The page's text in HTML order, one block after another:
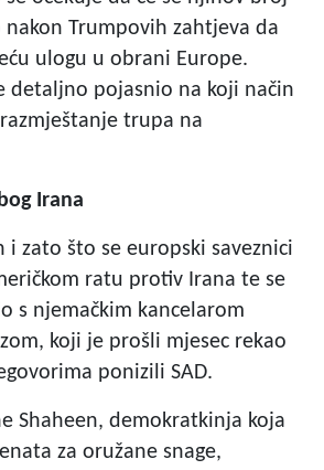
Trumpovih zahtjeva da
ulogu u obrani Europe.
detaljno pojasnio na koji način
trupa na
Irana
i zato što se europski saveznici
ratu protiv Irana te se
s njemačkim kancelarom
koji je prošli mjesec rekao
ponizili SAD.
Shaheen, demokratkinja koja
za oružane snage,